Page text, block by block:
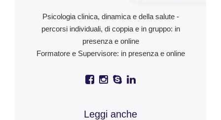
Psicologia clinica, dinamica e della salute -
percorsi individuali, di coppia e in gruppo: in
presenza e online
Formatore e Supervisore: in presenza e online
Leggi anche